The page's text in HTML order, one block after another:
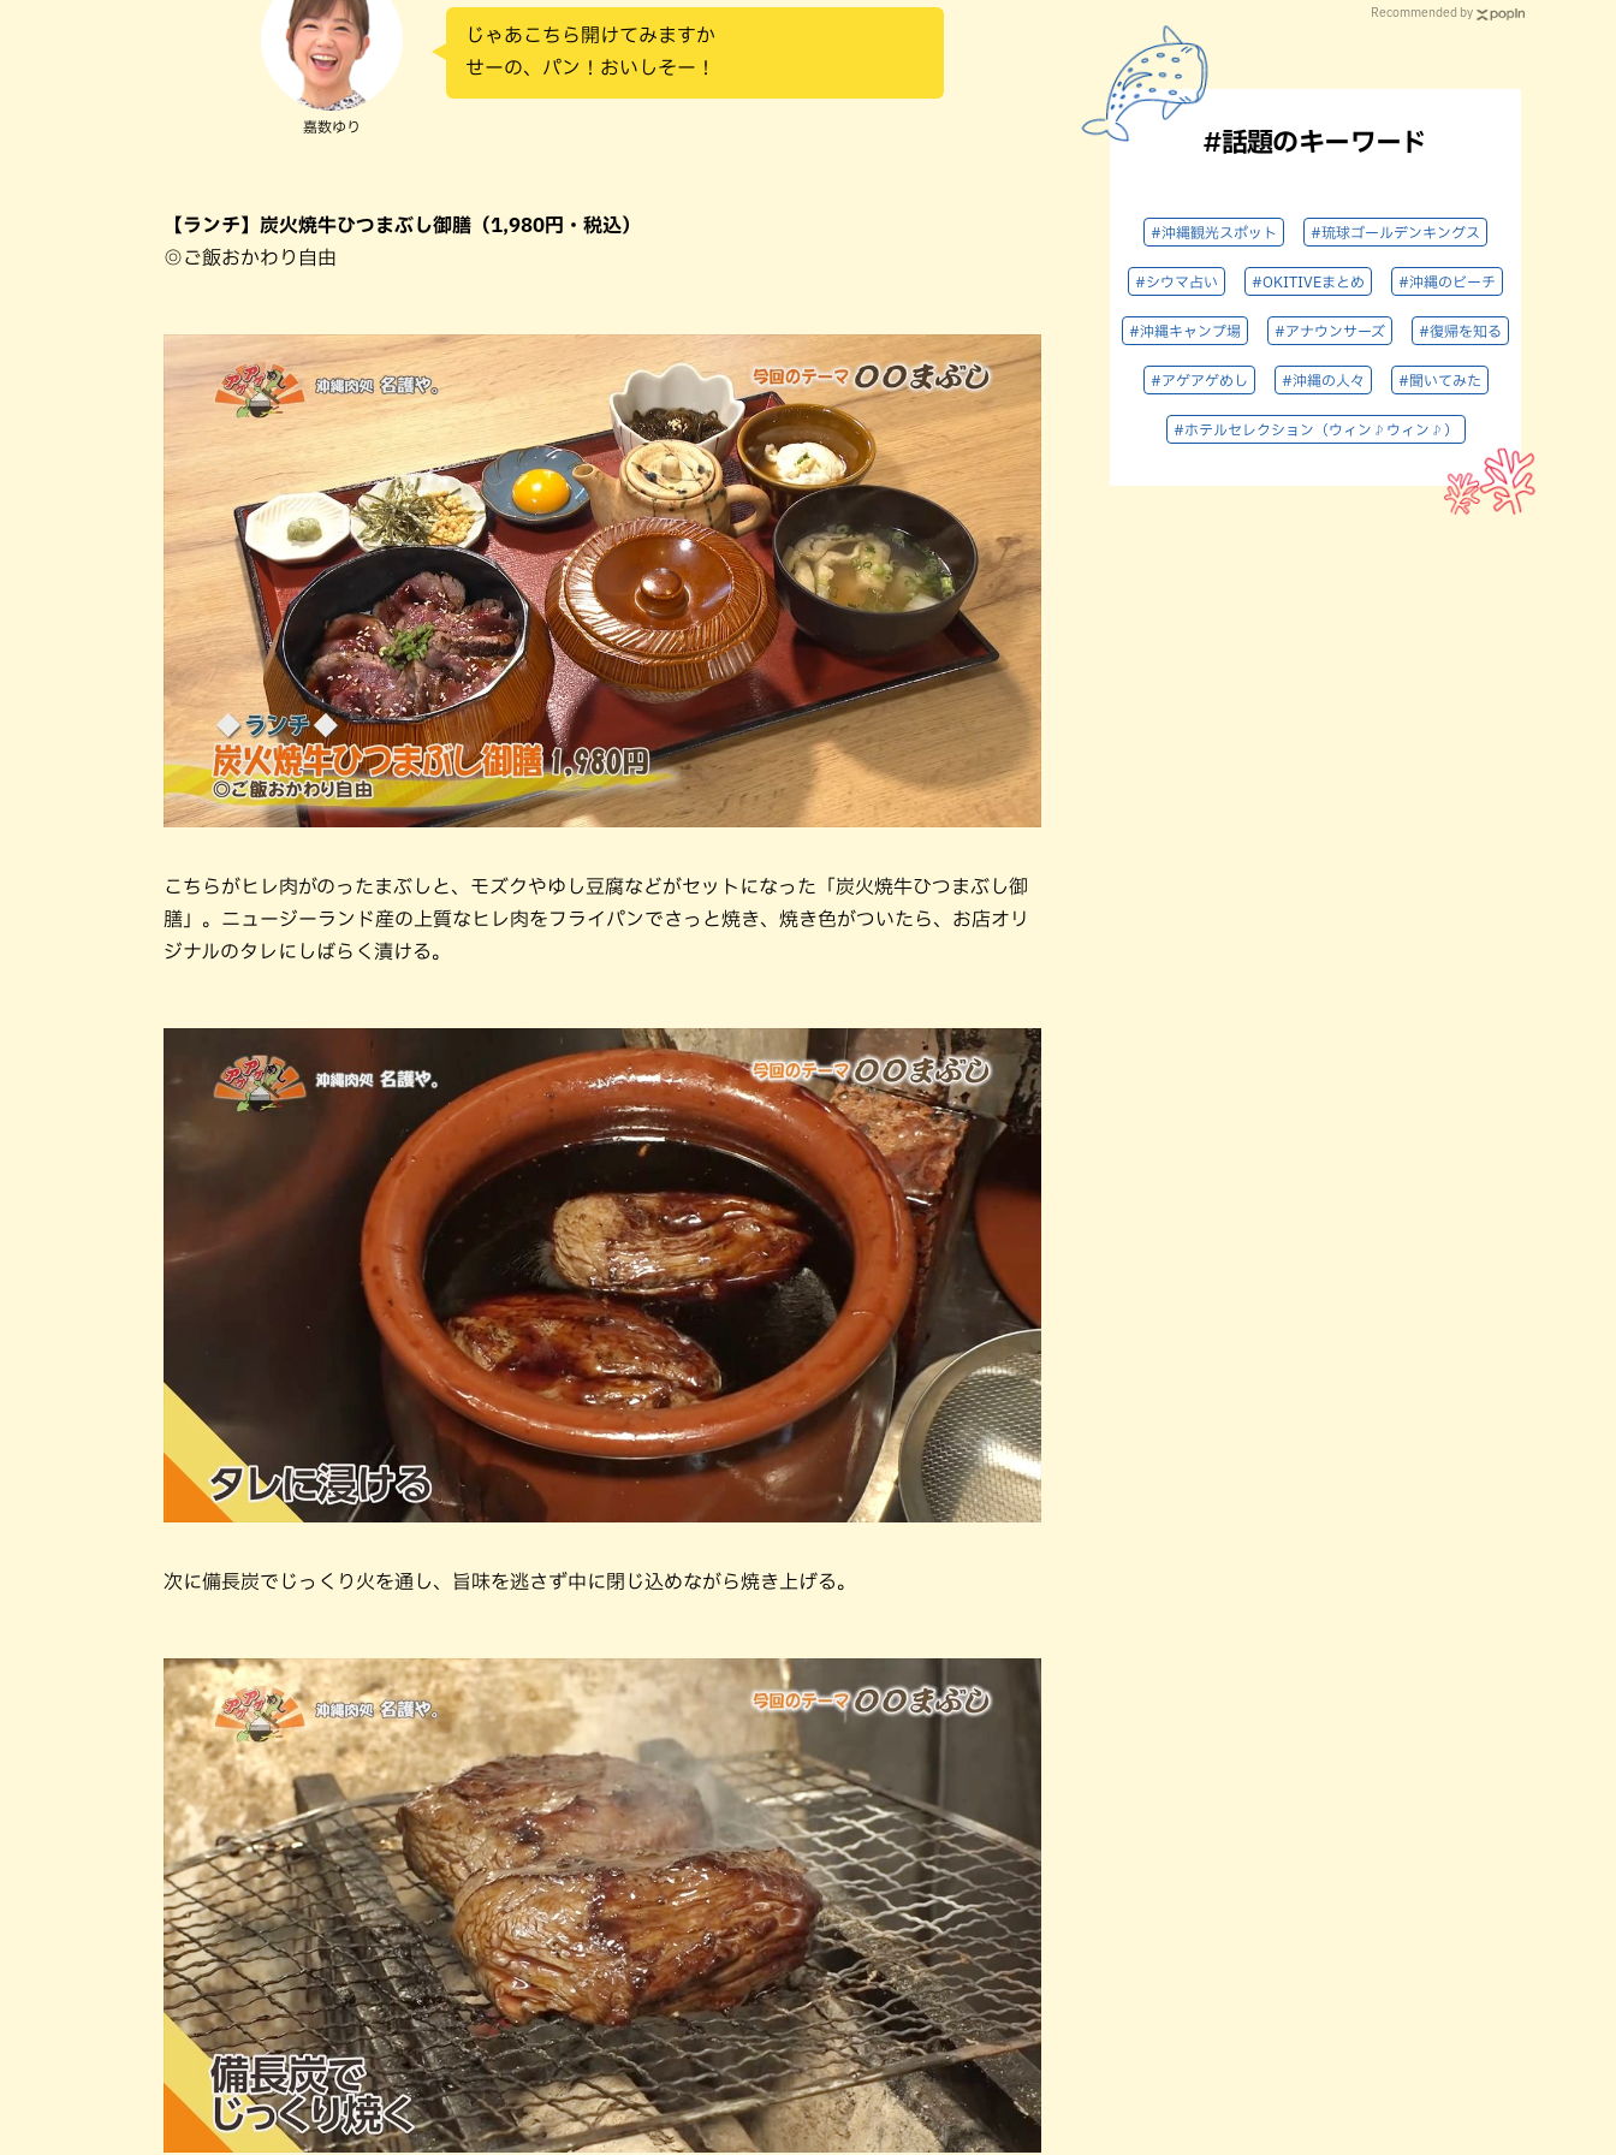
嘉数ゆり
じゃあこちら開けてみますか
せーの、パン！おいしそー！
【ランチ】炭火焼牛ひつまぶし御膳（1,980円・税込）
◎ご飯おかわり自由
こちらがヒレ肉がのったまぶしと、モズクやゆし豆腐などがセットになった「炭火焼牛ひつまぶし御
膳」。ニュージーランド産の上質なヒレ肉をフライパンでさっと焼き、焼き色がついたら、お店オリ
ジナルのタレにしばらく漬ける。
次に備長炭でじっくり火を通し、旨味を逃さず中に閉じ込めながら焼き上げる。
Recommended by
#話題のキーワード
#沖縄観光スポット #琉球ゴールデンキングス
#シウマ占い #OKITIVEまとめ #沖縄のビーチ
#沖縄キャンプ場 #アナウンサーズ #復帰を知る
#アゲアゲめし #沖縄の人々 #聞いてみた
#ホテルセレクション（ウィン♪ウィン♪）